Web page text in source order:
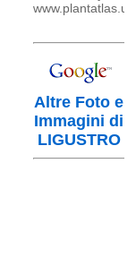
Altre Foto e
Immagini di
LIGUSTRO